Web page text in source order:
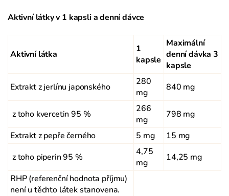
Aktivní látky v 1 kapsli a denní dávce
Aktivní látka
1
kapsle
Maximální
denní dávka 3
kapsle
Extrakt z jerlínu japonského
280
mg
840 mg
z toho kvercetin 95 %
266
mg
798 mg
Extrakt z pepře černého
5 mg
15 mg
z toho piperin 95 %
4,75
mg
14,25 mg
RHP (referenční hodnota příjmu)
není u těchto látek stanovena.